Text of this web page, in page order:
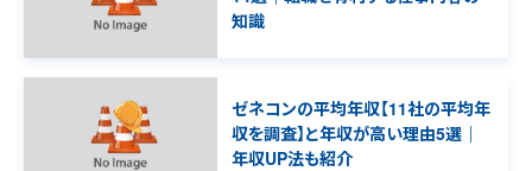
知識
ゼネコンの平均年収【11社の平均年
収を調査】と年収が高い理由5選｜
年収UP法も紹介